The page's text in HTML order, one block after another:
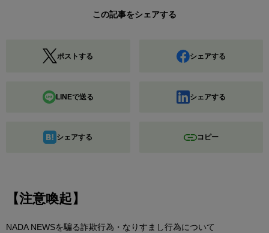
この記事をシェアする
ポストする シェアする
LINEで送る シェアする
シェアする コピー
【注意喚起】
NADA NEWSを騙る詐欺行為・なりすまし行為について